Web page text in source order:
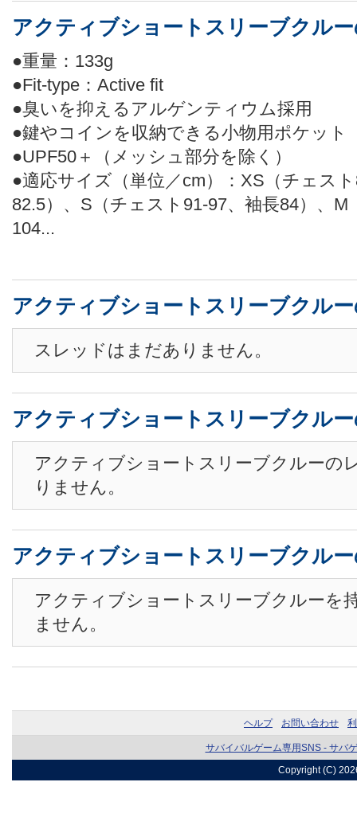
アクティブショートスリーブクル
●重量：133g
●Fit-type：Active fit
●臭いを抑えるアルゲンティウム採用
●鍵やコインを収納できる小物用ポケット
●UPF50＋（メッシュ部分を除く）
●適応サイズ（単位／cm）：XS（チェス
82.5）、S（チェスト91-97、袖長84）、M
104...
アクティブショートスリーブクル
スレッドはまだありません。
アクティブショートスリーブクル
アクティブショートスリーブクルーの
りません。
アクティブショートスリーブクル
アクティブショートスリーブクルーを
ません。
ヘルプ お問い合わせ
サバイバルゲーム専用SNS - サバ
Copyright (C)